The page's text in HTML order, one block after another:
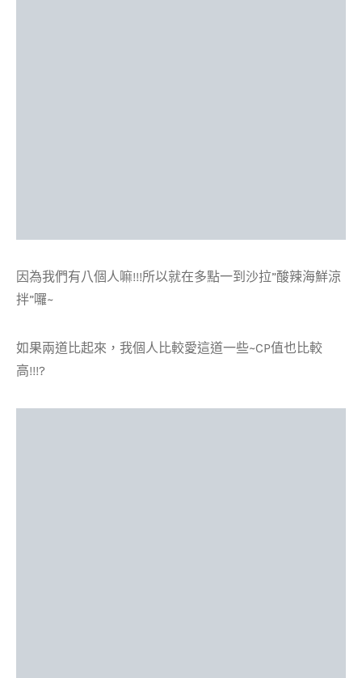
因為我們有八個人嘛!!!所以就在多點一到沙拉”酸辣海鮮涼
拌”囉~
如果兩道比起來，我個人比較愛這道一些~CP值也比較
高!!!?